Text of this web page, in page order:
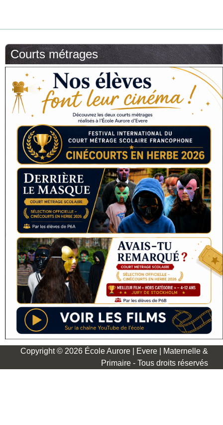
Courts métrages
Copyright © 2026 École Aurore | Evere | Maternelle &
Primaire - Tous droits réservés